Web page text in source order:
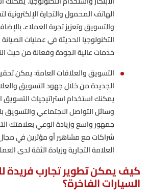
الهاتف المحمول والتجارة الإلكترونية
والتسويق وتعزيز تجربة العملاء.
التكنولوجيا الحديثة في عمليات
خدمات عالية الجودة وفعالة من حيث
التسويق والعلاقات العامة: يمكن
الجديدة من خلال جهود التسويق
يمكنك استخدام استراتيجيات التسويق
وسائل التواصل الاجتماعي والتسويق
جمهور واسع وزيادة الوعي بعلامتك
شراكات مع مشاهير أو مؤثرين في مجال
العلامة التجارية وزيادة الثقة لدى
كيف يمكن تطوير تجارب
السيارات الفاخرة؟